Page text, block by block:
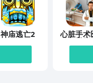
神庙逃亡2
心脏手术
模拟